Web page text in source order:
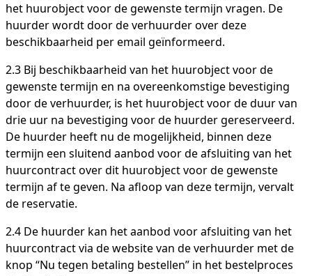
het huurobject voor de gewenste termijn vragen. De
huurder wordt door de verhuurder over deze
beschikbaarheid per email geïnformeerd.
2.3 Bij beschikbaarheid van het huurobject voor de
gewenste termijn en na overeenkomstige bevestiging
door de verhuurder, is het huurobject voor de duur van
drie uur na bevestiging voor de huurder gereserveerd.
De huurder heeft nu de mogelijkheid, binnen deze
termijn een sluitend aanbod voor de afsluiting van het
huurcontract over dit huurobject voor de gewenste
termijn af te geven. Na afloop van deze termijn, vervalt
de reservatie.
2.4 De huurder kan het aanbod voor afsluiting van het
huurcontract via de website van de verhuurder met de
knop “Nu tegen betaling bestellen” in het bestelproces